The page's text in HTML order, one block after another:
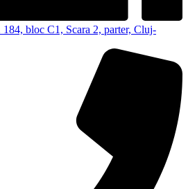
bloc C1, Scara 2, parter, Cluj-